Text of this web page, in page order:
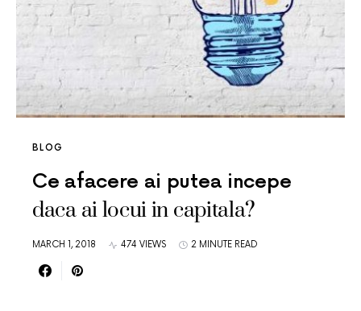
BLOG
Ce afacere ai putea incepe
daca ai locui in capitala?
MARCH 1, 2018 474 VIEWS 2 MINUTE READ